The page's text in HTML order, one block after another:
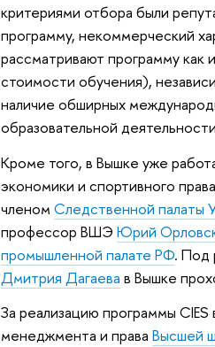
критериями отбора были
программу, некоммерческий
рассматривают программу как
стоимости обучения),
наличие обширных
образовательной
Кроме того, в Вышке уже
экономики и спортивного
членом Следственной палаты
профессор ВШЭ Юрий
промышленной палате РФ. Под
Дмитрия Дагаева в Вышке
За реализацию программы
менеджмента и права Высшей